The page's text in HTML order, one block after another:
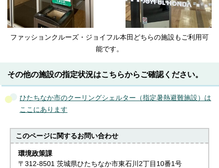
ファッションクルーズ・ジョイフル本田どちらの施設もご利用可
能です。
その他の施設の指定状況はこちらからご確認ください。
ひたちなか市のクーリングシェルター（指定暑熱避難施設）は
ここにあります
このページに関するお問い合わせ
環境政策課
〒312-8501 茨城県ひたちなか市東石川2丁目10番1号